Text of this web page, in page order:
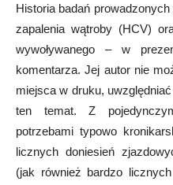
Historia badań
zapalenia wątroby (HCV)
wywoływanego – w
komentarza. Jej autor nie
miejsca w druku,
ten temat. Z
potrzebami typowo
licznych doniesień
(jak również bardzo